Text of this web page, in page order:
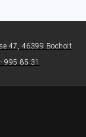
47, 46399 Bocholt
995 85 31